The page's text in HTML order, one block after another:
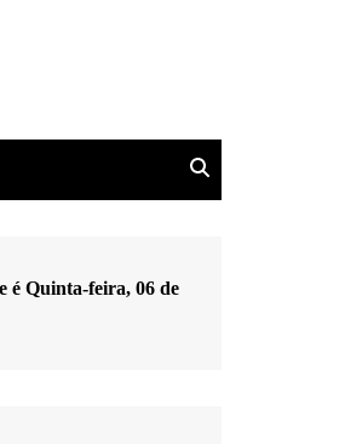
é Quinta-feira, 06 de